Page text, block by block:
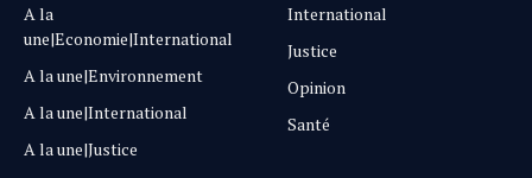
A la
une|Economie|International
A la une|Environnement
A la une|International
A la une|Justice
International
Justice
Opinion
Santé